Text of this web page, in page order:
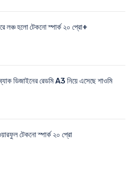
লঞ্চ হলো টেকনো স্পার্ক ২০ প্রো+
ডিজাইনের রেডমি A3 নিয়ে এসেছে শাওমি
টেকনো স্পার্ক ২০ প্রো